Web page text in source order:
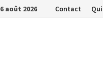
Passer
6 août 2026 Contact